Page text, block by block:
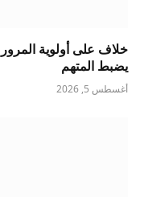
خلاف على أولوية المرور
يضبط المتهم
أغسطس 5, 2026